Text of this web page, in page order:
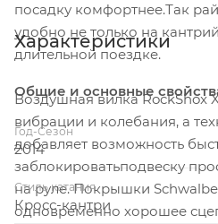
посадку комфортнее.Так
удобно не только на
длительной поездке.
Воздушная вилка RockShox
вибрации и колебания, а
добавляет возможность
заблокироватьподвеску
на руле. Покрышки
одновременно хорошее
Характеристики
Общие и основные
Год-Сезон
2014
Стиль катания
Кросс-кантри